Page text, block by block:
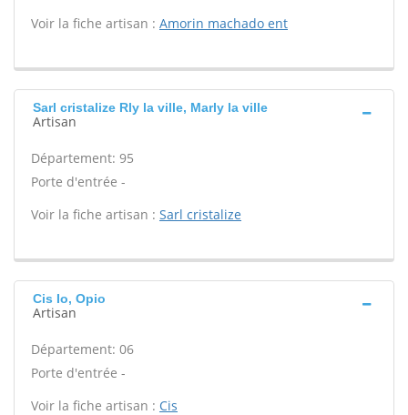
Voir la fiche artisan : Amorin machado ent
Sarl cristalize Rly la ville, Marly la ville
Artisan
Département: 95
Porte d'entrée -
Voir la fiche artisan : Sarl cristalize
Cis Io, Opio
Artisan
Département: 06
Porte d'entrée -
Voir la fiche artisan : Cis